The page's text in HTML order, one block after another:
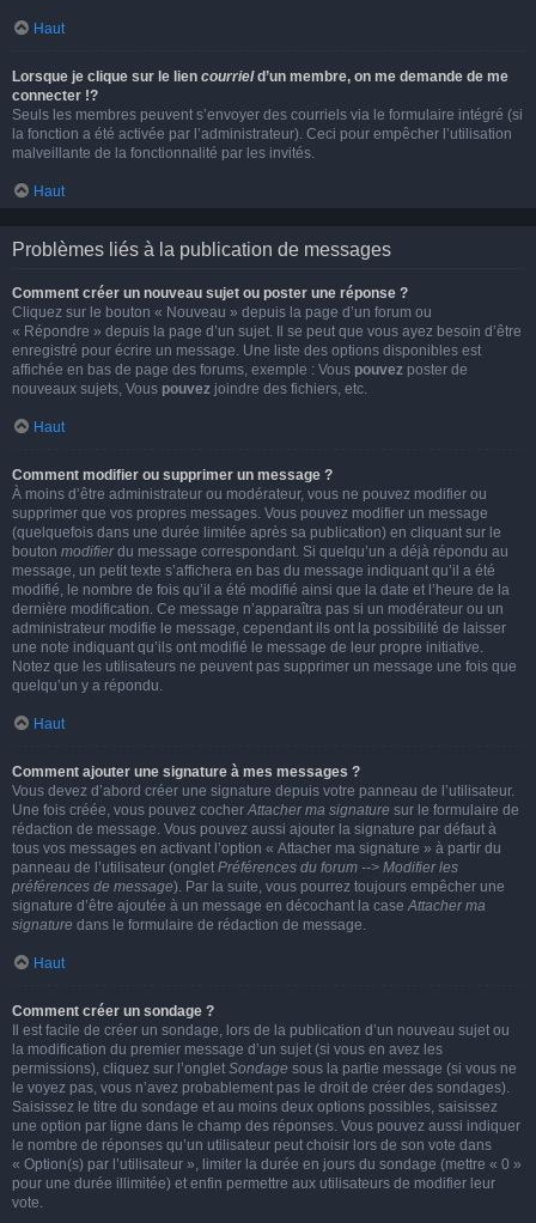
Haut
Lorsque je clique sur le lien courrield’un membre, on me demande de me
connecter !?
Seuls les membres peuvent s’envoyer des courriels via le formulaire intégré (si
la fonction a été activée par l’administrateur). Ceci pour empêcher l’utilisation
malveillante de la fonctionnalité par les invités.
Haut
Problèmes liés à la publication de messages
Comment créer un nouveau sujet ou poster une réponse ?
Cliquez sur le bouton « Nouveau » depuis la page d’un forum ou
« Répondre » depuis la page d’un sujet. Il se peut que vous ayez besoin d’être
enregistré pour écrire un message. Une liste des options disponibles est
affichée en bas de page des forums, exemple : Vous pouvez poster de
nouveaux sujets, Vous pouvez joindre des fichiers, etc.
Haut
Comment modifier ou supprimer un message ?
À moins d’être administrateur ou modérateur, vous ne pouvez modifier ou
supprimer que vos propres messages. Vous pouvez modifier un message
(quelquefois dans une durée limitée après sa publication) en cliquant sur le
bouton modifierdu message correspondant. Si quelqu’un a déjà répondu au
message, un petit texte s’affichera en bas du message indiquant qu’il a été
modifié, le nombre de fois qu’il a été modifié ainsi que la date et l’heure de la
dernière modification. Ce message n’apparaîtra pas si un modérateur ou un
administrateur modifie le message, cependant ils ont la possibilité de laisser
une note indiquant qu’ils ont modifié le message de leur propre initiative.
Notez que les utilisateurs ne peuvent pas supprimer un message une fois que
quelqu’un y a répondu.
Haut
Comment ajouter une signature à mes messages ?
Vous devez d’abord créer une signature depuis votre panneau de l’utilisateur.
Une fois créée, vous pouvez cocherAttacher ma signature sur le formulaire de
rédaction de message. Vous pouvez aussi ajouter la signature par défaut à
tous vos messages en activant l’option « Attacher ma signature » à partir du
panneau de l’utilisateur (onglet Préférences du forum --> Modifier les
préférences de message). Par la suite, vous pourrez toujours empêcher une
signature d’être ajoutée à un message en décochant la caseAttacher ma
signature dans le formulaire de rédaction de message.
Haut
Comment créer un sondage ?
Il est facile de créer un sondage, lors de la publication d’un nouveau sujet ou
la modification du premier message d’un sujet (si vous en avez les
permissions), cliquez sur l’onglet Sondage sous la partie message (si vous ne
le voyez pas, vous n’avez probablement pas le droit de créer des sondages).
Saisissez le titre du sondage et au moins deux options possibles, saisissez
une option par ligne dans le champ des réponses. Vous pouvez aussi indiquer
le nombre de réponses qu’un utilisateur peut choisir lors de son vote dans
« Option(s) par l’utilisateur », limiter la durée en jours du sondage (mettre « 0 »
pour une durée illimitée) et enfin permettre aux utilisateurs de modifier leur
vote.